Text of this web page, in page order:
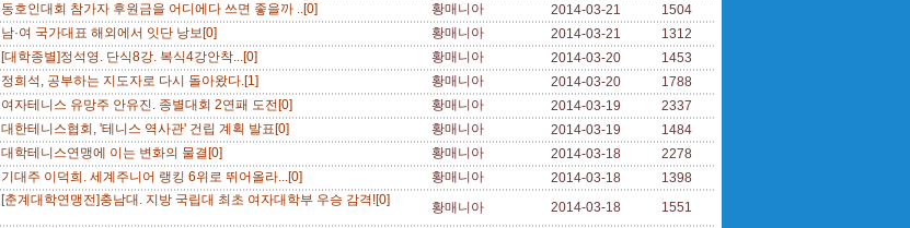
동호인대회 참가자 후원금을 어디에다 쓰면 좋을까 ..[0] 황매니아 2014-03-21
1504
남·여 국가대표 해외에서 잇단 낭보[0] 황매니아 2014-03-21
1312
[대학종별]정석영. 단식8강. 복식4강안착...[0] 황매니아 2014-03-20
1453
정희석, 공부하는 지도자로 다시 돌아왔다.[1] 황매니아 2014-03-20
1788
여자테니스 유망주 안유진. 종별대회 2연패 도전[0] 황매니아 2014-03-19
2337
대한테니스협회, '테니스 역사관' 건립 계획 발표[0] 황매니아 2014-03-19
1484
대학테니스연맹에 이는 변화의 물결[0] 황매니아 2014-03-18
2278
기대주 이덕희. 세계주니어 랭킹 6위로 뛰어올라...[0] 황매니아 2014-03-18
1398
[춘계대학연맹전]충남대. 지방 국립대 최초 여자대학부 우승 감격![0] 황매니아 2014-03-18
1551